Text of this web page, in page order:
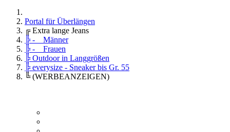
Portal für Überlängen
╔ Extra lange Jeans
╠ - Männer
╠ - Frauen
╠ Outdoor in Langgrößen
╠ everysize - Sneaker bis Gr. 55
╚ (WERBEANZEIGEN)